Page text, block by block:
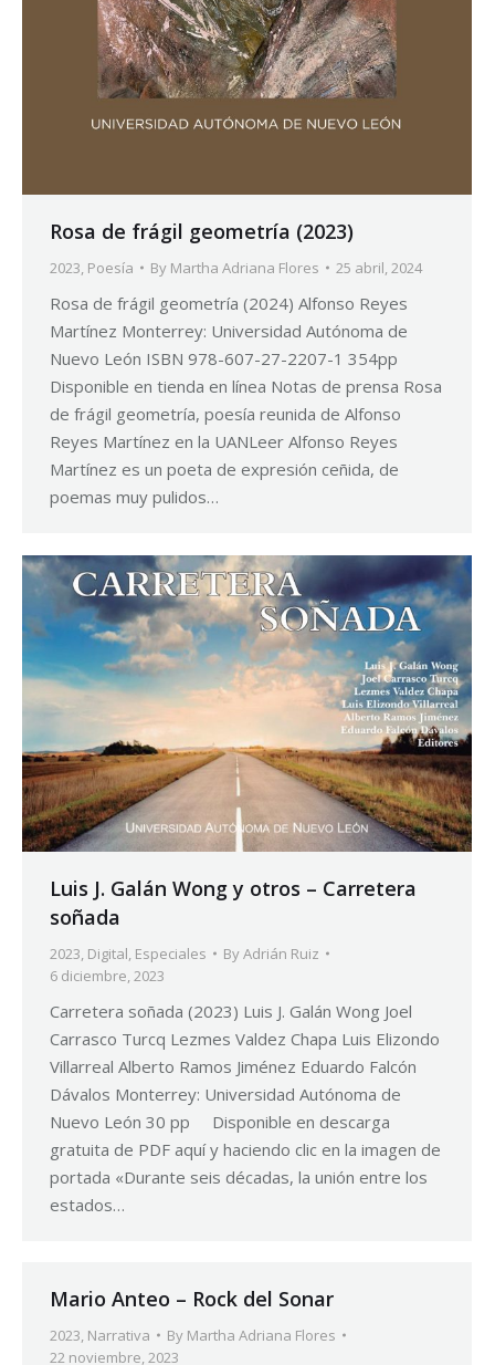
Rosa de frágil geometría (2023)
2023, Poesía By Martha Adriana Flores 25 abril, 2024
Rosa de frágil geometría (2024) Alfonso Reyes
Martínez Monterrey: Universidad Autónoma de
Nuevo León ISBN 978-607-27-2207-1 354pp
Disponible en tienda en línea Notas de prensa Rosa
de frágil geometría, poesía reunida de Alfonso
Reyes Martínez en la UANLeer Alfonso Reyes
Martínez es un poeta de expresión ceñida, de
poemas muy pulidos…
Luis J. Galán Wong y otros – Carretera
soñada
2023, Digital, Especiales ByAdrián Ruiz
6 diciembre, 2023
Carretera soñada (2023) Luis J. Galán Wong Joel
Carrasco Turcq Lezmes Valdez Chapa Luis Elizondo
Villarreal Alberto Ramos Jiménez Eduardo Falcón
Dávalos Monterrey: Universidad Autónoma de
Nuevo León 30 pp Disponible en descarga
gratuita de PDF aquí y haciendo clic en la imagen de
portada «Durante seis décadas, la unión entre los
estados…
Mario Anteo – Rock del Sonar
2023, Narrativa By Martha Adriana Flores
22 noviembre, 2023